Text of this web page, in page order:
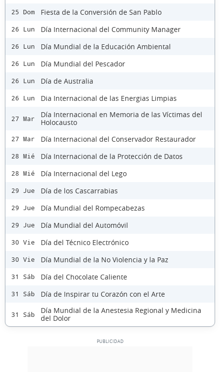
25 Dom Fiesta de la Conversión de San Pablo
26 Lun Día Internacional del Community Manager
26 Lun Día Mundial de la Educación Ambiental
26 Lun Día Mundial del Pescador
26 Lun Día de Australia
26 Lun Dia Internacional de las Energias Limpias
27 Mar
Día Internacional en Memoria de las Víctimas del
Holocausto
27 Mar Día Internacional del Conservador Restaurador
28 Mié Día Internacional de la Protección de Datos
28 Mié Día Internacional del Lego
29 Jue Día de los Cascarrabias
29 Jue Día Mundial del Rompecabezas
29 Jue Día Mundial del Automóvil
30 Vie Día del Técnico Electrónico
30 Vie Día Mundial de la No Violencia y la Paz
31 Sáb Día del Chocolate Caliente
31 Sáb Día de Inspirar tu Corazón con el Arte
31 Sáb
Día Mundial de la Anestesia Regional y Medicina
del Dolor